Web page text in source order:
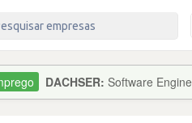
DACHSER: Software